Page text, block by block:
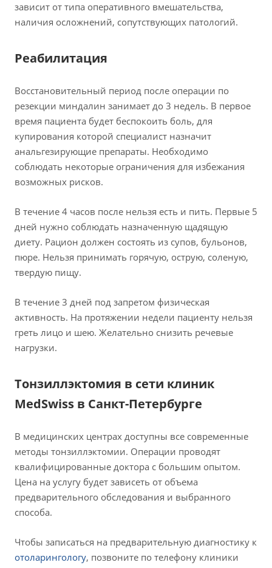
зависит от типа оперативного вмешательства,
наличия осложнений, сопутствующих патологий.
Реабилитация
Восстановительный период после операции по
резекции миндалин занимает до 3 недель. В первое
время пациента будет беспокоить боль, для
купирования которой специалист назначит
анальгезирующие препараты. Необходимо
соблюдать некоторые ограничения для избежания
возможных рисков.
В течение 4 часов после нельзя есть и пить. Первые 5
дней нужно соблюдать назначенную щадящую
диету. Рацион должен состоять из супов, бульонов,
пюре. Нельзя принимать горячую, острую, соленую,
твердую пищу.
В течение 3 дней под запретом физическая
активность. На протяжении недели пациенту нельзя
греть лицо и шею. Желательно снизить речевые
нагрузки.
Тонзиллэктомия в сети клиник
MedSwiss в Санкт-Петербурге
В медицинских центрах доступны все современные
методы тонзиллэктомии. Операции проводят
квалифицированные доктора с большим опытом.
Цена на услугу будет зависеть от объема
предварительного обследования и выбранного
способа.
Чтобы записаться на предварительную диагностику к
отоларингологу, позвоните по телефону клиники